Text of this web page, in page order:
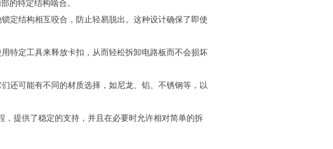
的特定结构啮合。
定结构相互咬合，防止轻易脱出。这种设计确保了即使
特定工具来释放卡扣，从而轻松拆卸电路板而不会损坏
还可能有不同的材质选择，如尼龙、铝、不锈钢等，以
，提供了稳定的支持，并且在必要时允许相对简单的拆